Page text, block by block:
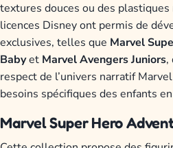
textures douces ou des
licences Disney ont permis de
exclusives, telles que Marvel
Babyet Marvel Avengers Juniors,
respect de l’univers narratif
besoins spécifiques des enfants
Marvel Super Hero